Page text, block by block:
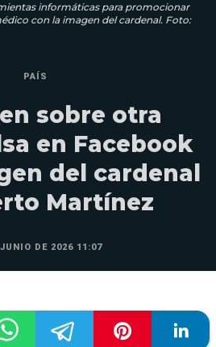
informáticas para promocionar
con la imagen del cardenal. Foto:
PAÍS
sobre otra
en Facebook
del cardenal
Martínez
DE 2026 11:07